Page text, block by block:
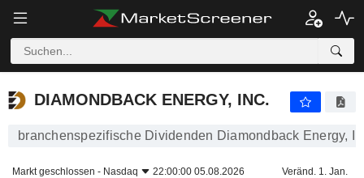
DIAMONDBACK ENERGY, INC.
branchenspezifische Dividenden Diamondback Energy,
Markt geschlossen - Nasdaq 22:00:00 05.08.2026 Veränd. 1. Jan.